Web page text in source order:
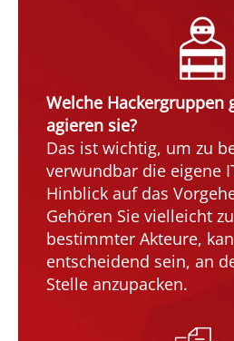
Welche Hackergruppen
agieren sie?
Das ist wichtig, um zu
verwundbar die eigene
Hinblick auf das
Gehören Sie vielleicht
bestimmter Akteure,
entscheidend sein, an
Stelle anzupacken.